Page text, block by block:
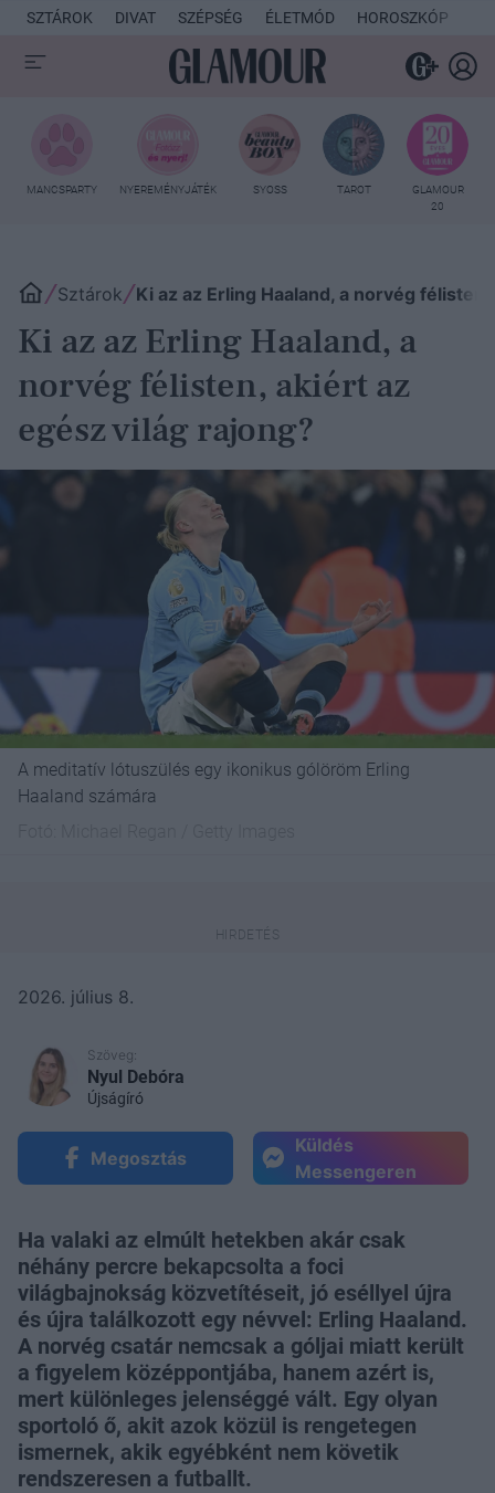
SZTÁROK DIVAT SZÉPSÉG ÉLETMÓD HOROSZKÓP
MANCSPARTY NYEREMÉNYJÁTÉK SYOSS TAROT
GLAMOUR
20
Sztárok Ki az az Erling Haaland, a norvég
Ki az az Erling Haaland, a
norvég félisten, akiért az
egész világ rajong?
A meditatív lótuszülés egy ikonikus gólöröm Erling
Haaland számára
2026. július 8.
Szöveg:
Nyul Debóra
Újságíró
Megosztás
Küldés
Messengeren
Ha valaki az elmúlt hetekben akár csak
néhány percre bekapcsolta a foci
világbajnokság közvetítéseit, jó eséllyel újra
és újra találkozott egy névvel: Erling Haaland.
A norvég csatár nemcsak a góljai miatt került
a figyelem középpontjába, hanem azért is,
mert különleges jelenséggé vált. Egy olyan
sportoló ő, akit azok közül is rengetegen
ismernek, akik egyébként nem követik
rendszeresen a futballt.